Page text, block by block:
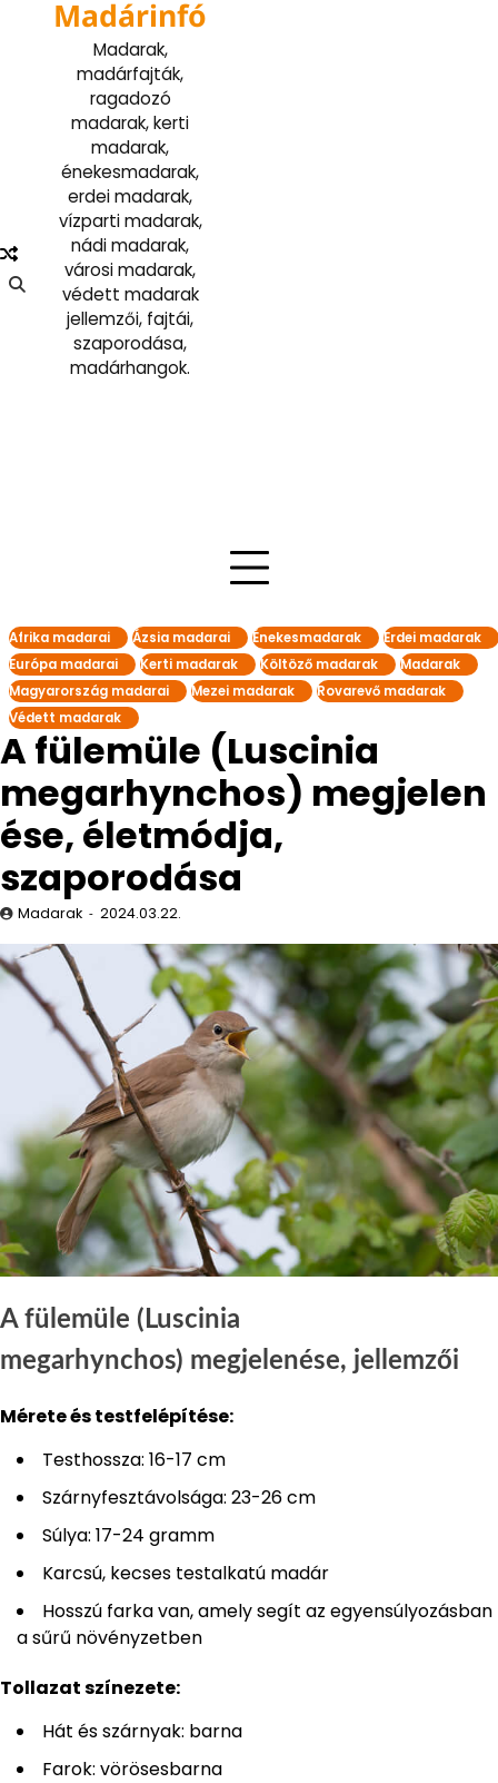
Madárinfó
Madarak,
madárfajták,
ragadozó
madarak, kerti
madarak,
énekesmadarak,
erdei madarak,
vízparti madarak,
nádi madarak,
városi madarak,
védett madarak
jellemzői, fajtái,
szaporodása,
madárhangok.
Afrika madarai Ázsia madarai Énekesmadarak
Erdei madarak
Európa madarai
Kerti madarak Költöző madarak
Madarak
Magyarország madarai
Mezei madarak
Rovarevő madarak
Védett madarak
A fülemüle (Luscinia
megarhynchos) megjelen
ése, életmódja,
szaporodása
Madarak 2024.03.22.
A fülemüle (Luscinia
megarhynchos) megjelenése, jellemzői
Mérete és testfelépítése:
Testhossza: 16-17 cm
Szárnyfesztávolsága: 23-26 cm
Súlya: 17-24 gramm
Karcsú, kecses testalkatú madár
Hosszú farka van, amely segít az egyensúlyozásban
a sűrű növényzetben
Tollazat színezete:
Hát és szárnyak: barna
Farok: vörösesbarna